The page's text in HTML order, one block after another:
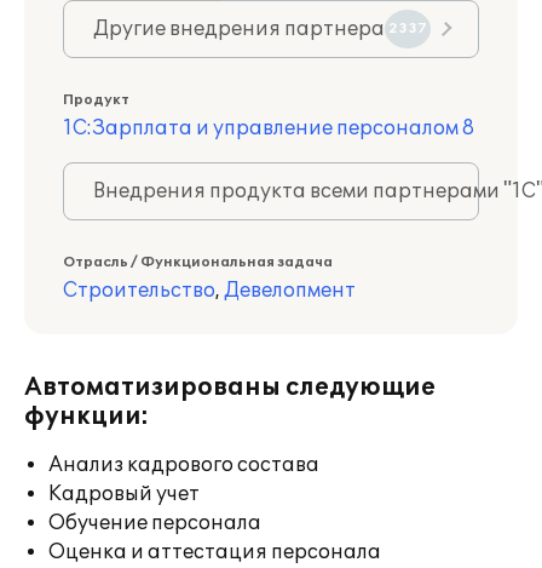
Другие внедрения партнера 2337
Продукт
1С:Зарплата и управление персоналом 8
Внедрения продукта всеми партнерами
Отрасль / Функциональная задача
Строительство, Девелопмент
Автоматизированы следующие
функции:
Анализ кадрового состава
Кадровый учет
Обучение персонала
Оценка и аттестация персонала